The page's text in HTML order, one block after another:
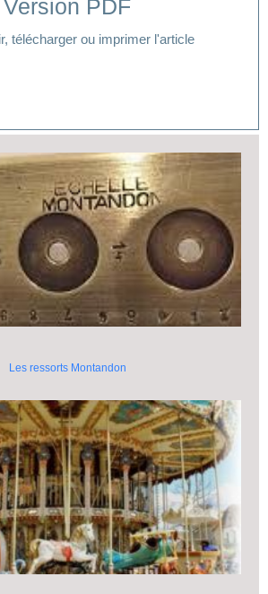
Version PDF
télécharger ou imprimer l'article
Cliquer ici
Les ressorts Montandon